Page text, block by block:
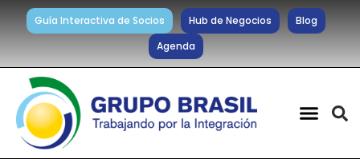
Guía Interactiva de Socios Hub de Negocios
Blog
Agenda